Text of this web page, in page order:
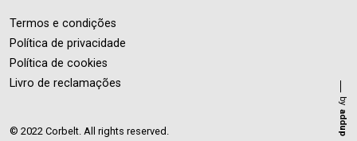
Termos e condições
Política de privacidade
Política de cookies
Livro de reclamações
© 2022 Corbelt. All rights reserved.
by
addup